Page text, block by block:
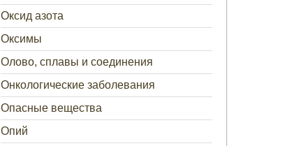
Оксид азота
Оксимы
Олово, сплавы и соединения
Онкологические заболевания
Опасные вещества
Опий